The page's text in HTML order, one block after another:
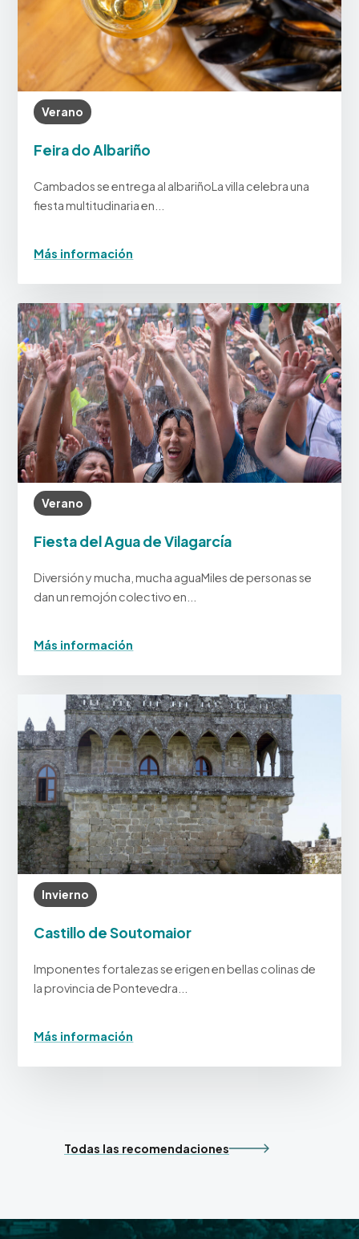
Verano
Feira do Albariño
Cambados se entrega al albariñoLa villa celebra una
fiesta multitudinaria en...
Más información
Verano
Fiesta del Agua de Vilagarcía
Diversión y mucha, mucha aguaMiles de personas se
dan un remojón colectivo en...
Más información
Invierno
Castillo de Soutomaior
Imponentes fortalezas se erigen en bellas colinas de
la provincia de Pontevedra...
Más información
Todas las recomendaciones